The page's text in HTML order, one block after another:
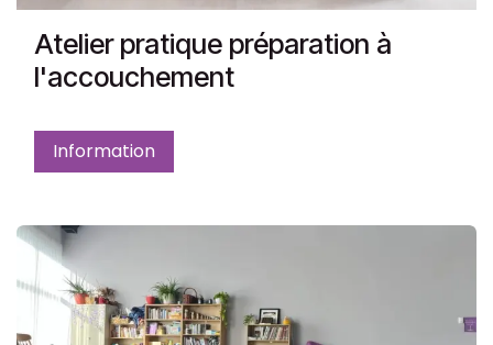
Atelier pratique préparation à
l'accouchement
Information